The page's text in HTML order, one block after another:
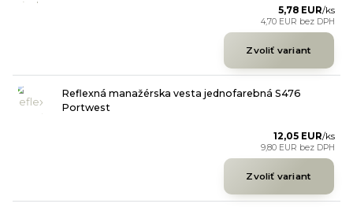
5,78 EUR/ks
4,70 EUR bez DPH
Zvoliť variant
Reflexná manažérska vesta jednofarebná S476
Portwest
12,05 EUR/ks
9,80 EUR bez DPH
Zvoliť variant